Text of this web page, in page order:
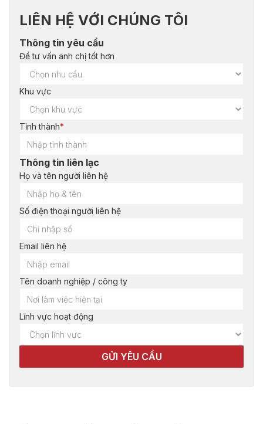
LIÊN HỆ VỚI CHÚNG TÔI
Thông tin yêu cầu
Để tư vấn anh chị tốt hơn
Khu vực
Tỉnh thành*
Thông tin liên lạc
Họ và tên người liên hệ
Số điện thoại người liên hệ
Email liên hệ
Tên doanh nghiệp / công ty
Lĩnh vực hoạt động